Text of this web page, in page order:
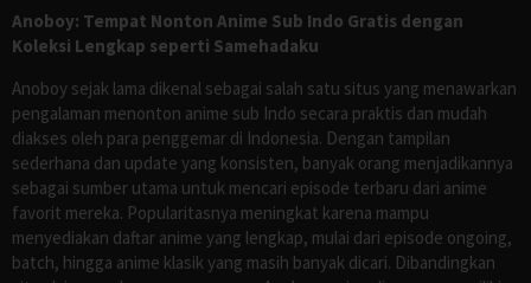
Anoboy: Tempat Nonton Anime Sub Indo Gratis dengan
Koleksi Lengkap seperti Samehadaku
Anoboy sejak lama dikenal sebagai salah satu situs yang menawarkan
pengalaman menonton anime sub Indo secara praktis dan mudah
diakses oleh para penggemar di Indonesia. Dengan tampilan
sederhana dan update yang konsisten, banyak orang menjadikannya
sebagai sumber utama untuk mencari episode terbaru dari anime
favorit mereka. Popularitasnya meningkat karena mampu
menyediakan daftar anime yang lengkap, mulai dari episode ongoing,
batch, hingga anime klasik yang masih banyak dicari. Dibandingkan